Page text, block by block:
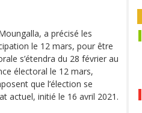
a précisé les
le 12 mars, pour être
s’étendra du 28 février au
électoral le 12 mars,
que l’élection se
actuel, initié le 16 avril 2021.